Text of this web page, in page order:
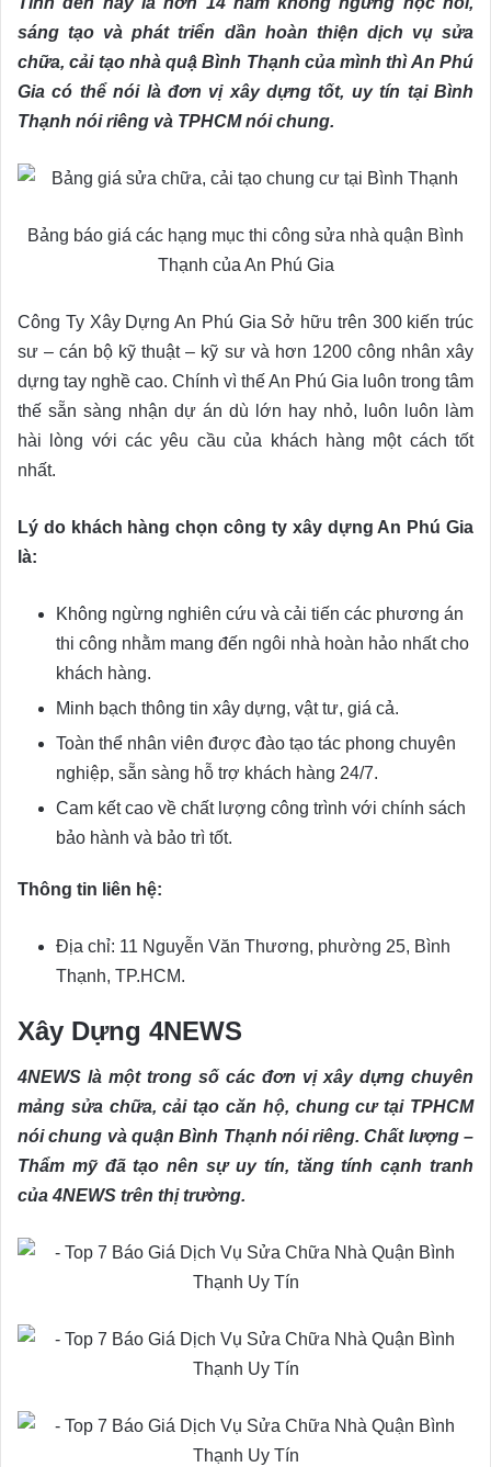
sáng tạo và phát triển dần hoàn thiện dịch vụ sửa
chữa, cải tạo nhà quậ Bình Thạnh của mình thì An Phú
Gia có thể nói là đơn vị xây dựng tốt, uy tín tại Bình
Thạnh nói riêng và TPHCM nói chung.
Bảng báo giá các hạng mục thi công sửa nhà quận Bình
Thạnh của An Phú Gia
Công Ty Xây Dựng An Phú Gia Sở hữu trên 300 kiến trúc
sư – cán bộ kỹ thuật – kỹ sư và hơn 1200 công nhân xây
dựng tay nghề cao. Chính vì thế An Phú Gia luôn trong tâm
thế sẵn sàng nhận dự án dù lớn hay nhỏ, luôn luôn làm
hài lòng với các yêu cầu của khách hàng một cách tốt
nhất.
Lý do khách hàng chọn công ty xây dựng An Phú Gia
là:
Không ngừng nghiên cứu và cải tiến các phương án
thi công nhằm mang đến ngôi nhà hoàn hảo nhất cho
khách hàng.
Minh bạch thông tin xây dựng, vật tư, giá cả.
Toàn thể nhân viên được đào tạo tác phong chuyên
nghiệp, sẵn sàng hỗ trợ khách hàng 24/7.
Cam kết cao về chất lượng công trình với chính sách
bảo hành và bảo trì tốt.
Thông tin liên hệ:
Địa chỉ: 11 Nguyễn Văn Thương, phường 25, Bình
Thạnh, TP.HCM.
Xây Dựng 4NEWS
4NEWS là một trong số các đơn vị xây dựng chuyên
mảng sửa chữa, cải tạo căn hộ, chung cư tại TPHCM
nói chung và quận Bình Thạnh nói riêng. Chất lượng –
Thẩm mỹ đã tạo nên sự uy tín, tăng tính cạnh tranh
của 4NEWS trên thị trường.